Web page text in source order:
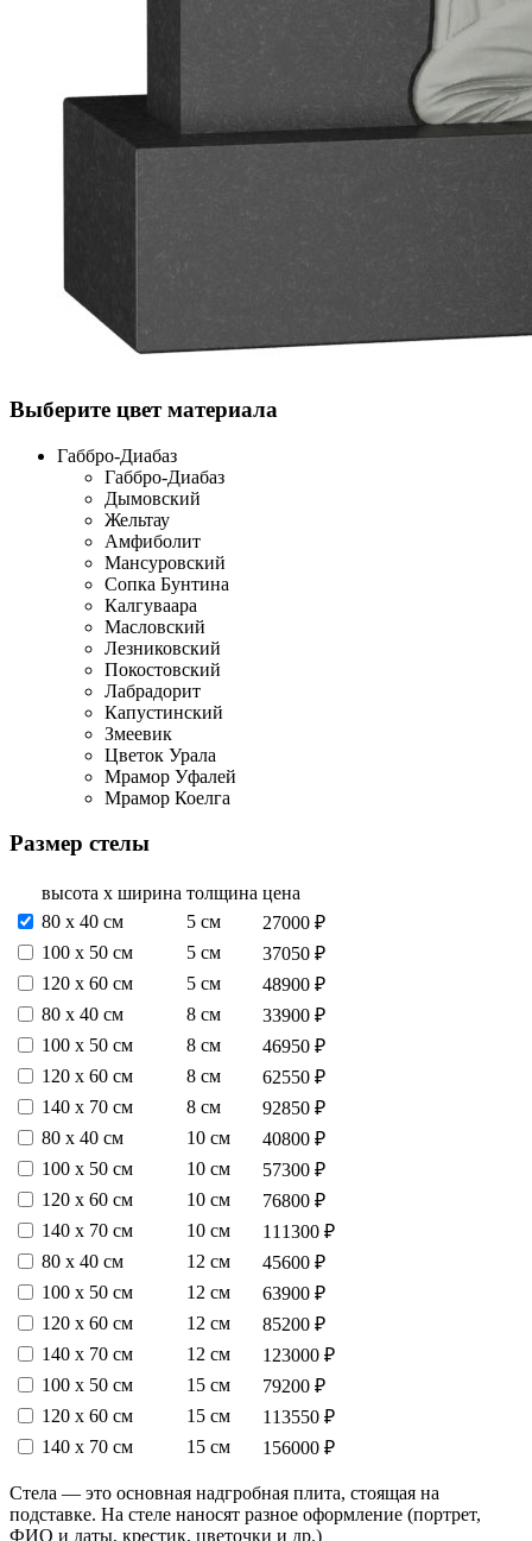
Выберите цвет материала
Габбро-Диабаз
Габбро-Диабаз
Дымовский
Жельтау
Амфиболит
Мансуровский
Сопка Бунтина
Калгуваара
Масловский
Лезниковский
Покостовский
Лабрадорит
Капустинский
Змеевик
Цветок Урала
Мрамор Уфалей
Мрамор Коелга
Размер стелы
высота х ширина толщина цена
80 х 40 см
5 см
27000 ₽
100 х 50 см
5 см
37050 ₽
120 х 60 см
5 см
48900 ₽
80 х 40 см
8 см
33900 ₽
100 х 50 см
8 см
46950 ₽
120 х 60 см
8 см
62550 ₽
140 х 70 см
8 см
92850 ₽
80 х 40 см
10 см
40800 ₽
100 х 50 см
10 см
57300 ₽
120 х 60 см
10 см
76800 ₽
140 х 70 см
10 см
111300 ₽
80 х 40 см
12 см
45600 ₽
100 х 50 см
12 см
63900 ₽
120 х 60 см
12 см
85200 ₽
140 х 70 см
12 см
123000 ₽
100 х 50 см
15 см
79200 ₽
120 х 60 см
15 см
113550 ₽
140 х 70 см
15 см 156000 ₽
Стела — это основная надгробная плита, стоящая на
подставке. На стеле наносят разное оформление (портрет,
ФИО и даты, крестик, цветочки и др.)